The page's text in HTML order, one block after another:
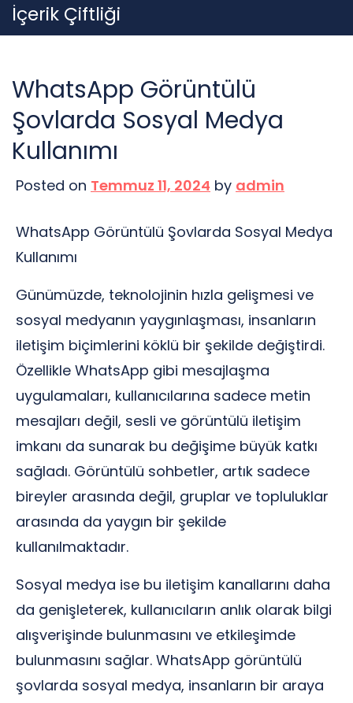
Skip
to
İçerik Çiftliği
WhatsApp Görüntülü
Şovlarda Sosyal Medya
Kullanımı
Posted on Temmuz 11, 2024 by admin
WhatsApp Görüntülü Şovlarda Sosyal Medya
Kullanımı
Günümüzde, teknolojinin hızla gelişmesi ve
sosyal medyanın yaygınlaşması, insanların
iletişim biçimlerini köklü bir şekilde değiştirdi.
Özellikle WhatsApp gibi mesajlaşma
uygulamaları, kullanıcılarına sadece metin
mesajları değil, sesli ve görüntülü iletişim
imkanı da sunarak bu değişime büyük katkı
sağladı. Görüntülü sohbetler, artık sadece
bireyler arasında değil, gruplar ve topluluklar
arasında da yaygın bir şekilde
kullanılmaktadır.
Sosyal medya ise bu iletişim kanallarını daha
da genişleterek, kullanıcıların anlık olarak bilgi
alışverişinde bulunmasını ve etkileşimde
bulunmasını sağlar. WhatsApp görüntülü
şovlarda sosyal medya, insanların bir araya